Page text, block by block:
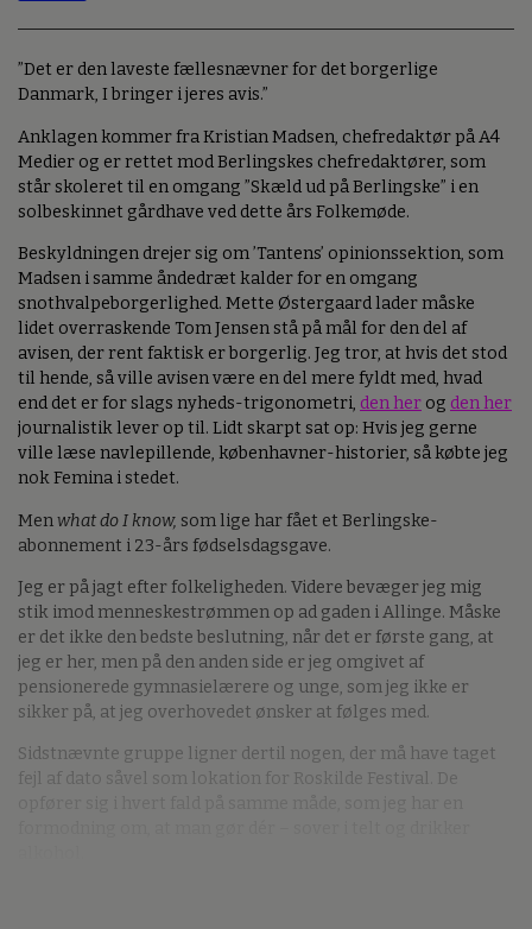
”Det er den laveste fællesnævner for det borgerlige
Danmark, I bringer i jeres avis.”
Anklagen kommer fra Kristian Madsen, chefredaktør på A4
Medier og er rettet mod Berlingskes chefredaktører, som
står skoleret til en omgang ”Skæld ud på Berlingske” i en
solbeskinnet gårdhave ved dette års Folkemøde.
Beskyldningen drejer sig om ’Tantens’ opinionssektion, som
Madsen i samme åndedræt kalder for en omgang
snothvalpeborgerlighed. Mette Østergaard lader måske
lidet overraskende Tom Jensen stå på mål for den del af
avisen, der rent faktisk er borgerlig. Jeg tror, at hvis det stod
til hende, så ville avisen være en del mere fyldt med, hvad
end det er for slags nyheds-trigonometri, den her og den her
journalistik lever op til. Lidt skarpt sat op: Hvis jeg gerne
ville læse navlepillende, københavner-historier, så købte jeg
nok Femina i stedet.
Menwhat do I know, som lige har fået et Berlingske-
abonnement i 23-års fødselsdagsgave.
Jeg er på jagt efter folkeligheden. Videre bevæger jeg mig
stik imod menneskestrømmen op ad gaden i Allinge. Måske
er det ikke den bedste beslutning, når det er første gang, at
jeg er her, men på den anden side er jeg omgivet af
pensionerede gymnasielærere og unge, som jeg ikke er
sikker på, at jeg overhovedet ønsker at følges med.
Sidstnævnte gruppe ligner dertil nogen, der må have taget
fejl af dato såvel som lokation for Roskilde Festival. De